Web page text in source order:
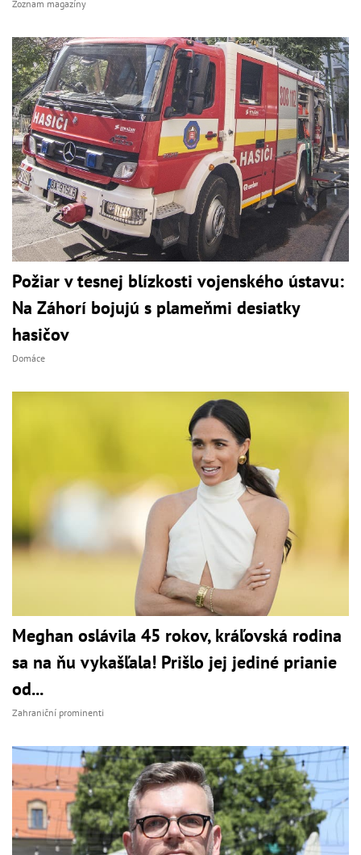
Zoznam magazíny
Požiar v tesnej blízkosti vojenského ústavu:
Na Záhorí bojujú s plameňmi desiatky
hasičov
Domáce
Meghan oslávila 45 rokov, kráľovská rodina
sa na ňu vykašľala! Prišlo jej jediné prianie
od...
Zahraniční prominenti